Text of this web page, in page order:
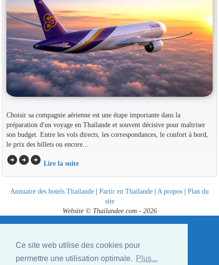
Ce site web utilise des cookies pour
permettre une utilisation optimale.
Plus...
Choisir sa compagnie aérienne est une étape importante dans la
préparation d'un voyage en Thaïlande et souvent décisive pour maîtriser
son budget. Entre les vols directs, les correspondances, le confort à bord,
le prix des billets ou encore...
arrow_circle_rightarrow_circle_rightarrow_circle_right Lire la suite
Annuaire des hotels Thailande | Partir en Thailande | A propos | Plan du
site
Website © Thailandee.com - 2026